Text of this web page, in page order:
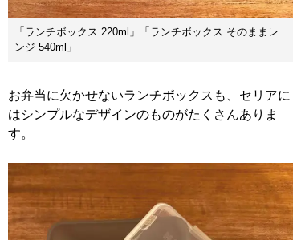
「ランチボックス 220ml」「ランチボックス そのままレ
ンジ 540ml」
お弁当に欠かせないランチボックスも、セリアに
はシンプルなデザインのものがたくさんありま
す。